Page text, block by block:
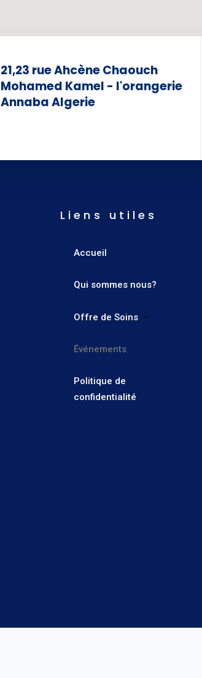
21,23 rue Ahcène Chaouch
Mohamed Kamel - l'orangerie
Annaba Algerie
Liens utiles
Accueil
Qui sommes nous?
Offre de Soins
Événements
Politique de
confidentialité